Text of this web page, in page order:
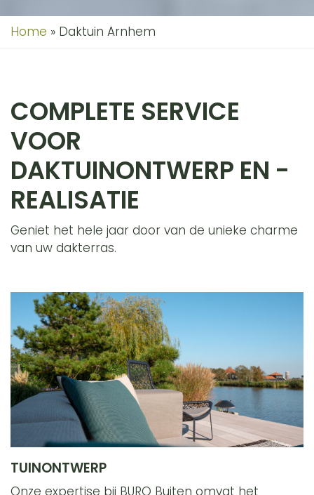
Home » Daktuin Arnhem
COMPLETE SERVICE
VOOR
DAKTUINONTWERP EN -
REALISATIE
Geniet het hele jaar door van de unieke charme
van uw dakterras.
TUINONTWERP
Onze expertise bij BURO Buiten omvat het